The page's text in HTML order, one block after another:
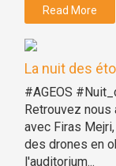
Read More
La nuit des
#AGEOS
Retrouvez
avec Firas
des drones en
l'auditorium...